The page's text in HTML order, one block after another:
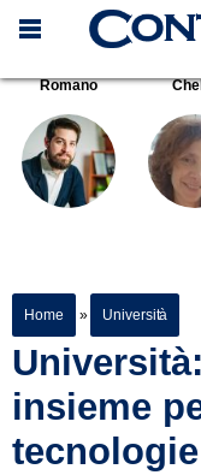
Romano
Home » Università
insieme
tecnologie